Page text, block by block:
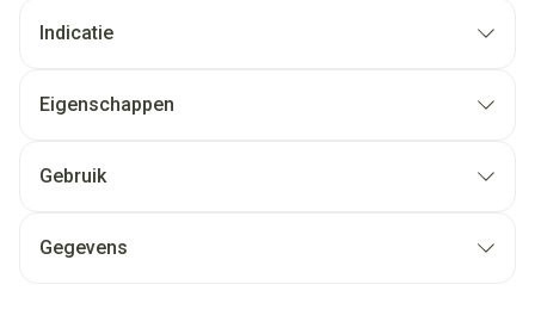
Indicatie
Eigenschappen
Gebruik
Gegevens